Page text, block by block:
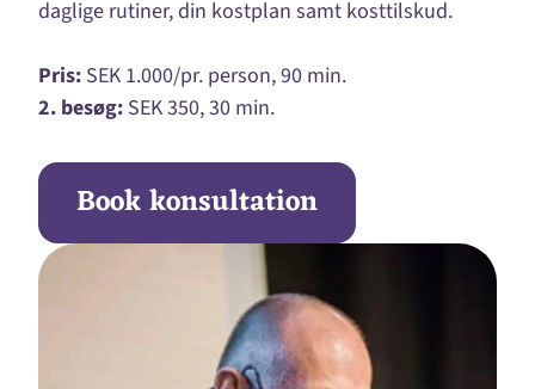
daglige rutiner, din kostplan samt kosttilskud.
Pris: SEK 1.000/pr. person, 90 min.
2. besøg: SEK 350, 30 min.
Book konsultation